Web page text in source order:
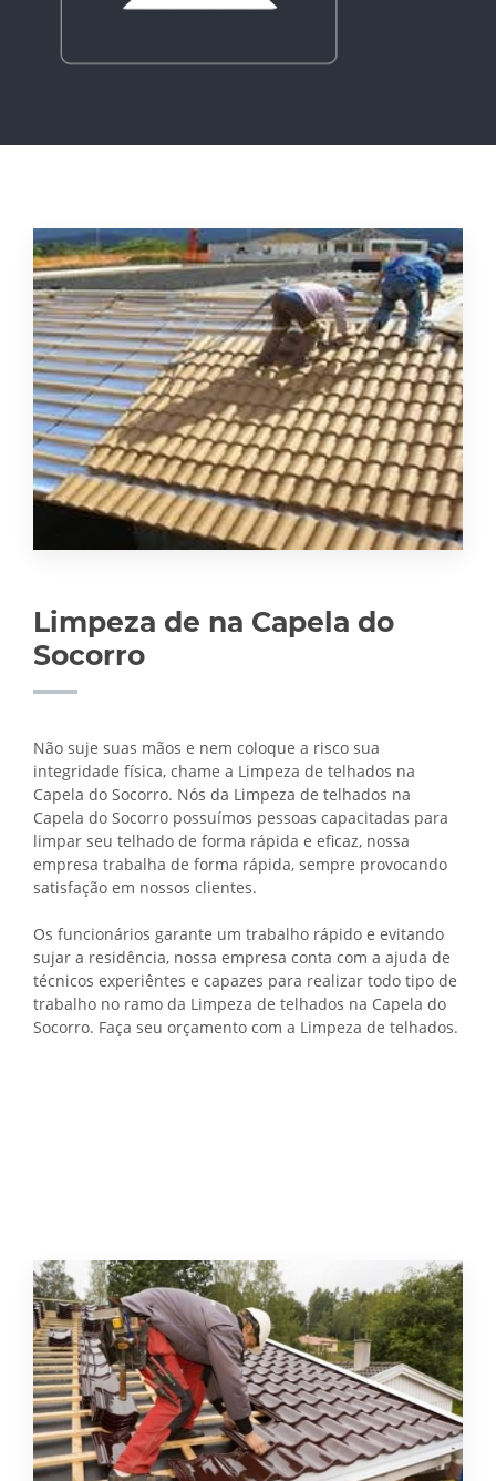
Limpeza de na Capela do
Socorro
Não suje suas mãos e nem coloque a risco sua
integridade física, chame a Limpeza de telhados na
Capela do Socorro. Nós da Limpeza de telhados na
Capela do Socorro possuímos pessoas capacitadas para
limpar seu telhado de forma rápida e eficaz, nossa
empresa trabalha de forma rápida, sempre provocando
satisfação em nossos clientes.
Os funcionários garante um trabalho rápido e evitando
sujar a residência, nossa empresa conta com a ajuda de
técnicos experiêntes e capazes para realizar todo tipo de
trabalho no ramo da Limpeza de telhados na Capela do
Socorro. Faça seu orçamento com a Limpeza de telhados.